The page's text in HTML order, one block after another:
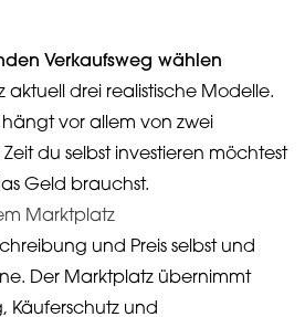
Verkaufsweg wählen
aktuell drei realistische Modelle.
hängt vor allem von zwei
du selbst investieren möchtest
Geld brauchst.
Marktplatz
und Preis selbst und
Der Marktplatz übernimmt
Käuferschutz und